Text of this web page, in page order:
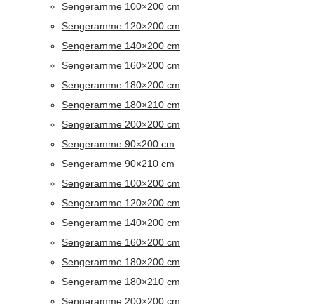
Sengeramme 100×200 cm
Sengeramme 120×200 cm
Sengeramme 140×200 cm
Sengeramme 160×200 cm
Sengeramme 180×200 cm
Sengeramme 180×210 cm
Sengeramme 200×200 cm
Sengeramme 90×200 cm
Sengeramme 90×210 cm
Sengeramme 100×200 cm
Sengeramme 120×200 cm
Sengeramme 140×200 cm
Sengeramme 160×200 cm
Sengeramme 180×200 cm
Sengeramme 180×210 cm
Sengeramme 200×200 cm